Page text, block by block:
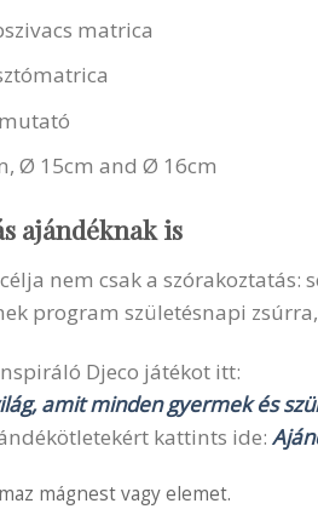
matrica
Ø 15cm and Ø 16cm
ajándéknak is
célja nem csak a
program születésnapi
Djeco játékot itt:
amit minden gyermek és
kattints ide:
mágnest vagy elemet.